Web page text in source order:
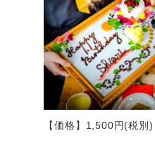
【価格】1,500円(税別)